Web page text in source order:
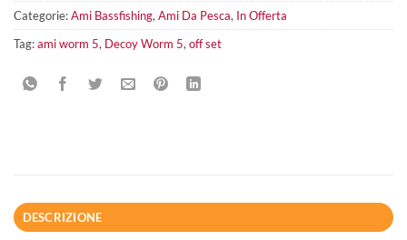
Categorie:Ami Bassfishing, Ami Da Pesca, In Offerta
Tag:ami worm 5, Decoy Worm 5, off set
DESCRIZIONE